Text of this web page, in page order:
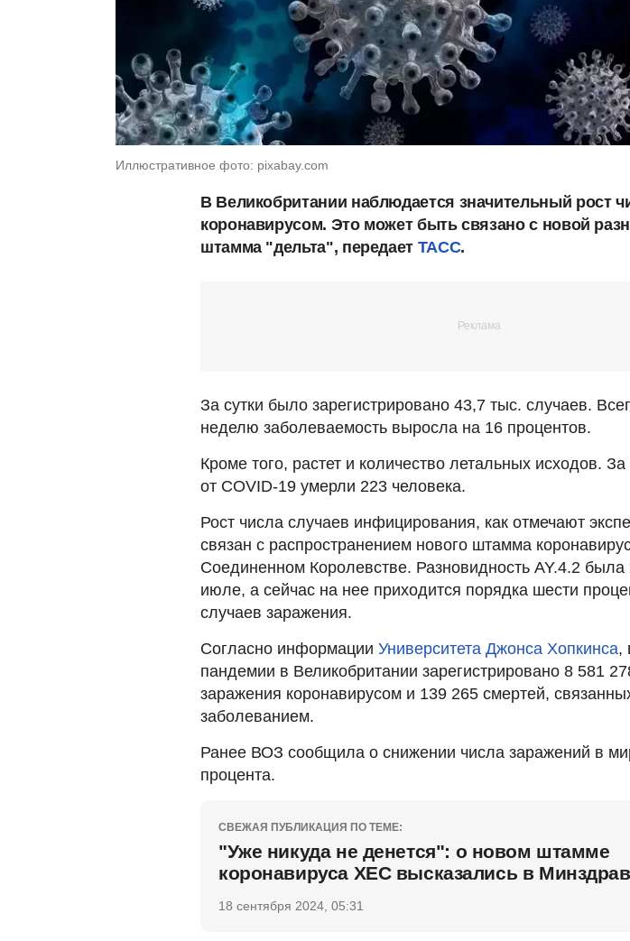
Иллюстративное фото: pixabay.com
В Великобритании наблюдается значительный рост
коронавирусом. Это может быть связано с новой
штамма "дельта", передает ТАСС.
За сутки было зарегистрировано 43,7 тыс. случаев.
неделю заболеваемость выросла на 16 процентов.
Кроме того, растет и количество летальных исходов.
от COVID-19 умерли 223 человека.
Рост числа случаев инфицирования, как отмечают
связан с распространением нового штамма
Соединенном Королевстве. Разновидность AY.4.2
июле, а сейчас на нее приходится порядка шести
случаев заражения.
Согласно информации Университета Джонса Хопкинса,
пандемии в Великобритании зарегистрировано 8 581
заражения коронавирусом и 139 265 смертей,
заболеванием.
Ранее ВОЗ сообщила о снижении числа заражений в
процента.
СВЕЖАЯ ПУБЛИКАЦИЯ ПО ТЕМЕ:
"Уже никуда не денется": о новом штамме
коронавируса ХЕС высказались в
18 сентября 2024, 05:31